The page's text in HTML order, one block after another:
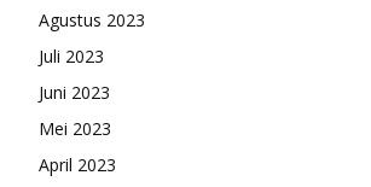
Agustus 2023
Juli 2023
Juni 2023
Mei 2023
April 2023